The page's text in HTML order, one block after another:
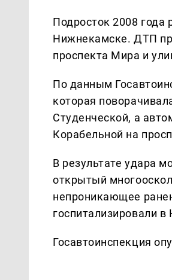
Подросток 2008 года
Нижнекамске. ДТП
проспекта Мира и
По данным
которая
Студенческой, а
Корабельной на
В результате удара
открытый
непроникающее
госпитализировали
Госавтоинспекция